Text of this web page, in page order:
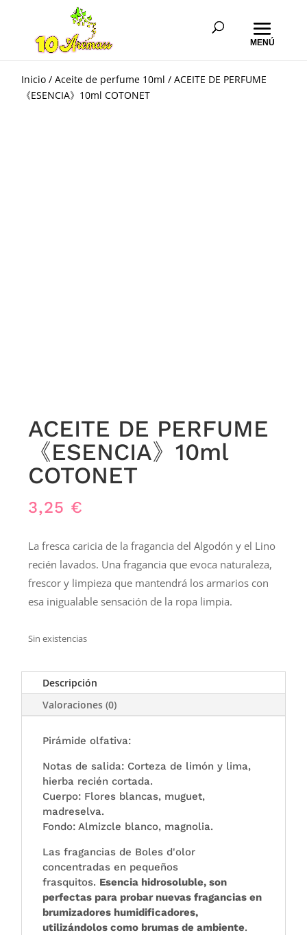
Inicio /Aceite de perfume 10ml / ACEITE DE PERFUME
《ESENCIA》10ml COTONET
ACEITE DE PERFUME
《ESENCIA》10ml
COTONET
3,25 €
La fresca caricia de la fragancia del Algodón y el Lino
recién lavados. Una fragancia que evoca naturaleza,
frescor y limpieza que mantendrá los armarios con
esa inigualable sensación de la ropa limpia.
Sin existencias
Descripción
Valoraciones (0)
Pirámide olfativa:
Notas de salida: Corteza de limón y lima,
hierba recién cortada.
Cuerpo: Flores blancas, muguet,
madreselva.
Fondo: Almizcle blanco, magnolia.
Las fragancias de Boles d'olor
concentradas en pequeños
frasquitos. Esencia hidrosoluble, son
perfectas para probar nuevas fragancias en
brumizadores humidificadores,
utilizándolos como brumas de ambiente.